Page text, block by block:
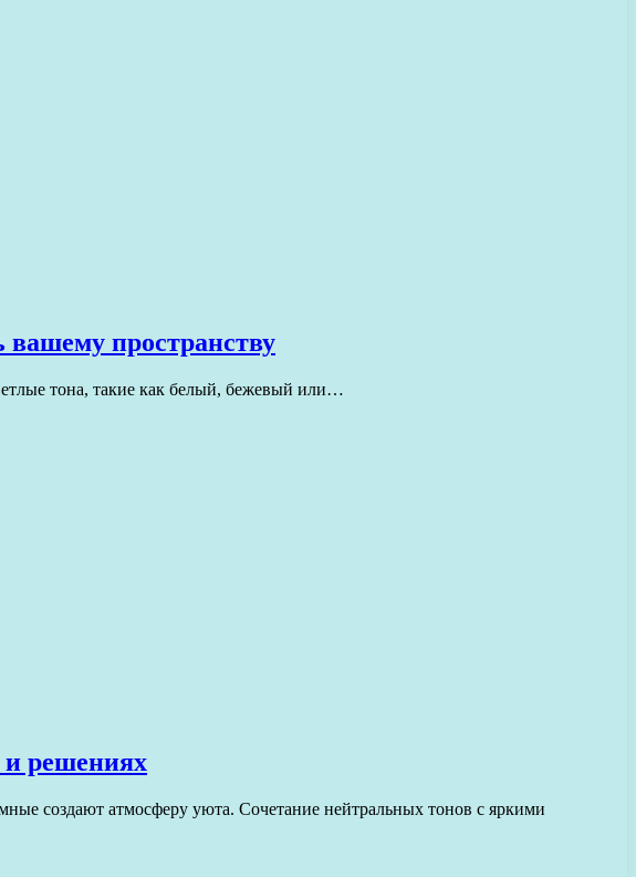
пространству
тона, такие как белый, бежевый или…
и решениях
создают атмосферу уюта. Сочетание нейтральных тонов с яркими